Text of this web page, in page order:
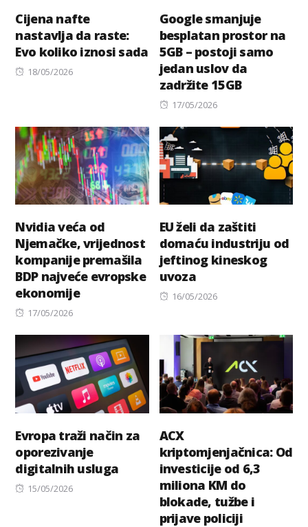
Cijena nafte
nastavlja da raste:
Evo koliko iznosi sada
Posted
18/05/2026
Google smanjuje
besplatan prostor na
5GB – postoji samo
jedan uslov da
zadržite 15GB
Posted
17/05/2026
Nvidia veća od
Njemačke, vrijednost
kompanije premašila
BDP najveće evropske
ekonomije
Posted
17/05/2026
EU želi da zaštiti
domaću industriju od
jeftinog kineskog
uvoza
Posted
16/05/2026
Evropa traži način za
oporezivanje
digitalnih usluga
Posted
15/05/2026
ACX
kriptomjenjačnica: Od
investicije od 6,3
miliona KM do
blokade, tužbe i
prijave policiji